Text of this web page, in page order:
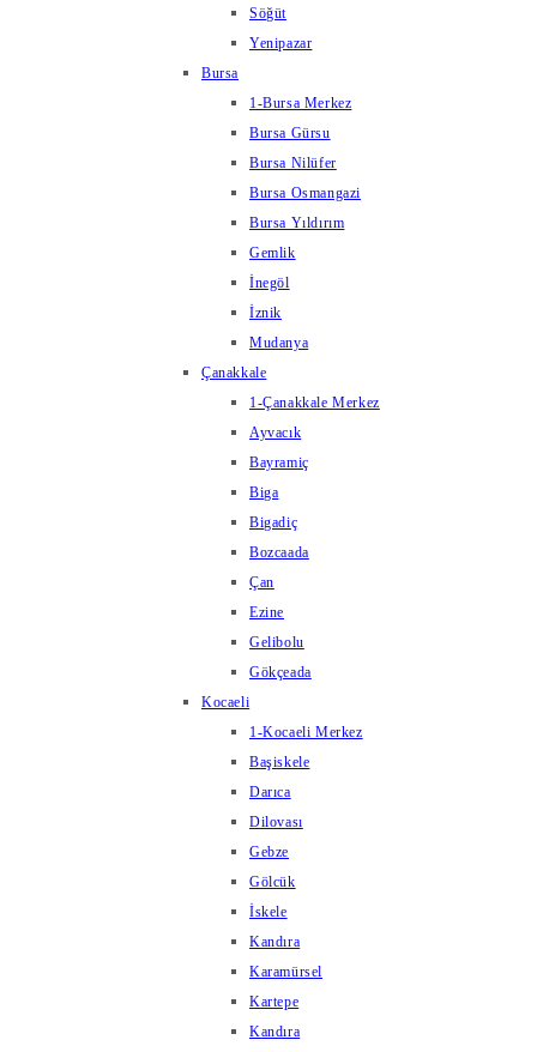
Söğüt
Yenipazar
Bursa
1-Bursa Merkez
Bursa Gürsu
Bursa Nilüfer
Bursa Osmangazi
Bursa Yıldırım
Gemlik
İnegöl
İznik
Mudanya
Çanakkale
1-Çanakkale Merkez
Ayvacık
Bayramiç
Biga
Bigadiç
Bozcaada
Çan
Ezine
Gelibolu
Gökçeada
Kocaeli
1-Kocaeli Merkez
Başiskele
Darıca
Dilovası
Gebze
Gölcük
İskele
Kandıra
Karamürsel
Kartepe
Kandıra